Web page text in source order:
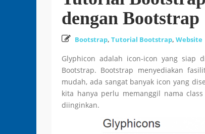
dengan Bootstrap
Bootstrap, Tutorial Bootstrap, Website
Glyphicon adalah icon-icon yang siap
Bootstrap. Bootstrap menyediakan
mudah, ada sangat banyak icon yang
kita hanya perlu memanggil nama
diinginkan.